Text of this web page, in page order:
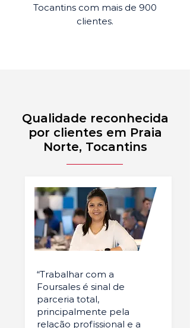
Tocantins com mais de 900
clientes.
Qualidade reconhecida
por clientes em Praia
Norte, Tocantins
“Trabalhar com a
Foursales é sinal de
parceria total,
principalmente pela
relação profissional e a